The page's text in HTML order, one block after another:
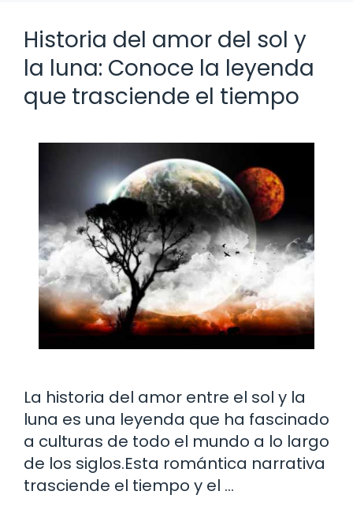
Historia del amor del sol y
la luna: Conoce la leyenda
que trasciende el tiempo
La historia del amor entre el sol y la
luna es una leyenda que ha fascinado
a culturas de todo el mundo a lo largo
de los siglos.Esta romántica narrativa
trasciende el tiempo y el …